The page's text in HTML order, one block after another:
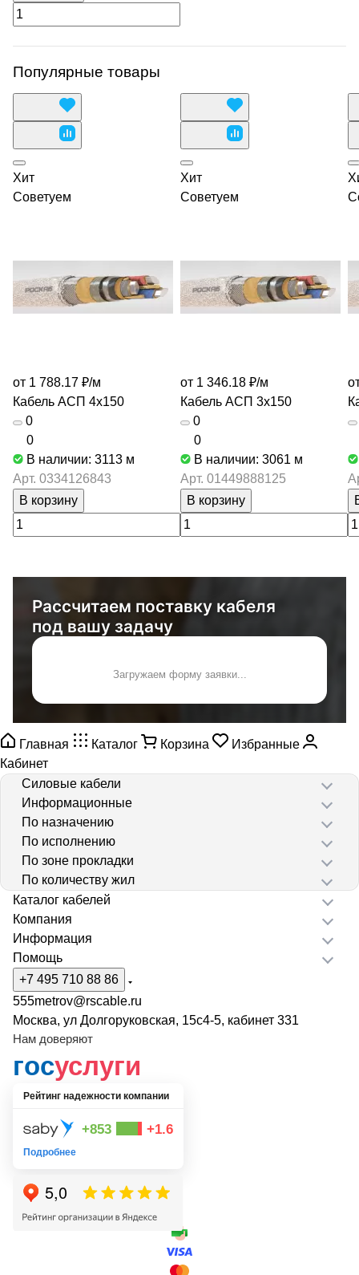
Популярные товары
Хит
Советуем
от 1 788.17 ₽/м
Кабель АСП 4х150
0
0
В наличии: 3113 м
Арт. 0334126843
В корзину
Хит
Советуем
от 1 346.18 ₽/м
Кабель АСП 3х150
0
0
В наличии: 3061 м
Арт. 01449888125
В корзину
Рассчитаем поставку кабеля
под вашу задачу
Загружаем форму заявки...
Главная Каталог Корзина
Избранные
Кабинет
Силовые кабели
Информационные
По назначению
По исполнению
По зоне прокладки
По количеству жил
Каталог кабелей
Компания
Информация
Помощь
+7 495 710 88 86
555metrov@rscable.ru
Москва, ул Долгоруковская, 15с4-5, кабинет 331
Нам доверяют
госуслуги
Рейтинг надежности компании
+853 +1.6
Подробнее